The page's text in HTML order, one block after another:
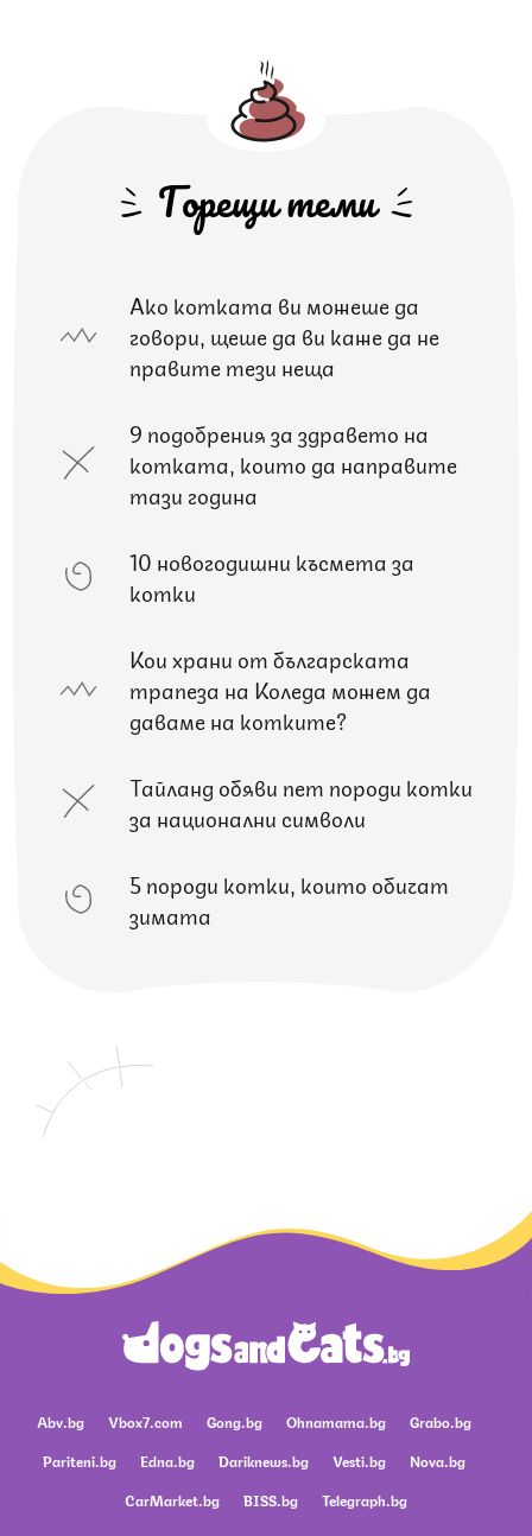
Горещи теми
Ако котката ви можеше да
говори, щеше да ви каже да не
правите тези неща
9 подобрения за здравето на
котката, които да направите
тази година
10 новогодишни късмета за
котки
Кои храни от българската
трапеза на Коледа можем да
даваме на котките?
Тайланд обяви пет породи котки
за национални символи
5 породи котки, които обичат
зимата
Abv.bg Vbox7.com Gong.bg Ohnamama.bg
Grabo.bg
Pariteni.bg
Edna.bg Dariknews.bg Vesti.bg
Nova.bg
CarMarket.bg
BISS.bg Telegraph.bg